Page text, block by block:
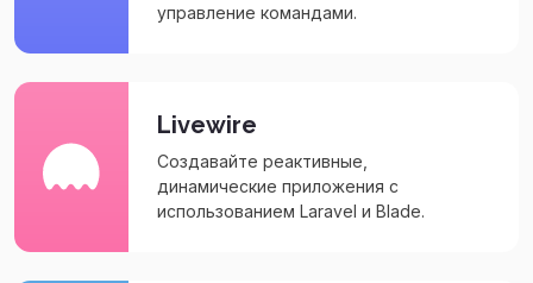
управление командами.
Livewire
Создавайте реактивные,
динамические приложения с
использованием Laravel и Blade.